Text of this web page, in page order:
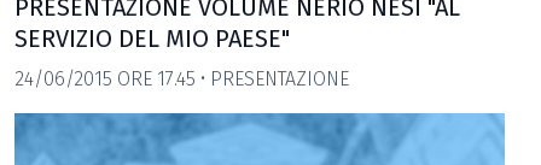
PRESENTAZIONE VOLUME NERIO NESI "AL
SERVIZIO DEL MIO PAESE"
24/06/2015 ORE 17.45 • PRESENTAZIONE